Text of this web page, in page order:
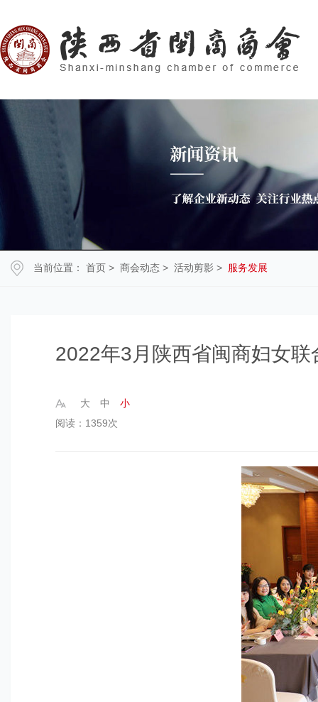
当前位置： 首页 > 商会动态 > 活动剪影 > 服务发展
2022年3月陕西省闽商妇女
大 中
小
阅读：1359次